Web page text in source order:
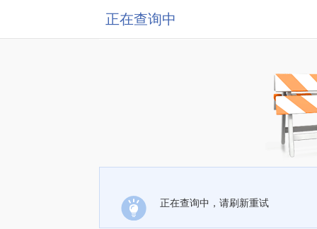
正在查询中
正在查询中，请刷新重试